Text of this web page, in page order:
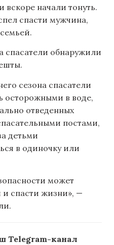
начали тонуть.
спасти мужчина,
спасатели обнаружили
сезона спасатели
осторожными в воде,
отведенных
постами,
детьми
в одиночку или
может
и спасти жизни», —
Telegram-канал